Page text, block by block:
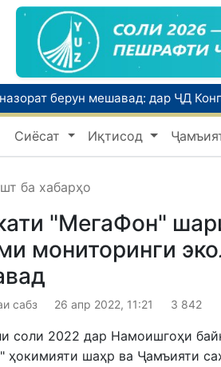
Сиёсат Иқтисод
ба хабарҳо
"МегаФон"
мониторинги
сабз 26 апр 2022, 11:21 3 842
соли 2022 дар Намоишгоҳи
ҳокимияти шаҳр ва Ҷамъияти